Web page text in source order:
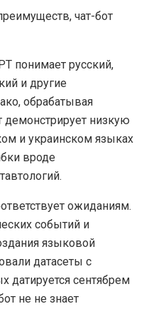
чат-бот
понимает русский,
и другие
обрабатывая
демонстрирует низкую
и украинском языках
вроде
ожиданиям.
событий и
языковой
датасеты с
датируется сентябрем
не не знает